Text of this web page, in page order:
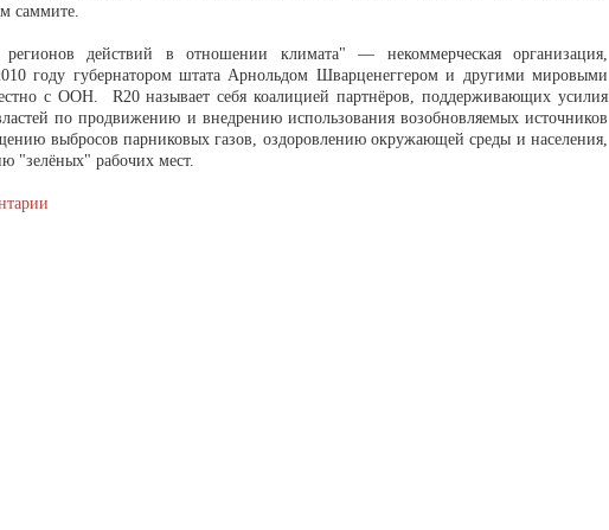
саммите.
действий в отношении климата" — некоммерческая организация,
году губернатором штата Арнольдом Шварценеггером и другими мировыми
с ООН. R20 называет себя коалицией партнёров, поддерживающих усилия
по продвижению и внедрению использования возобновляемых источников
выбросов парниковых газов, оздоровлению окружающей среды и населения,
"зелёных" рабочих мест.